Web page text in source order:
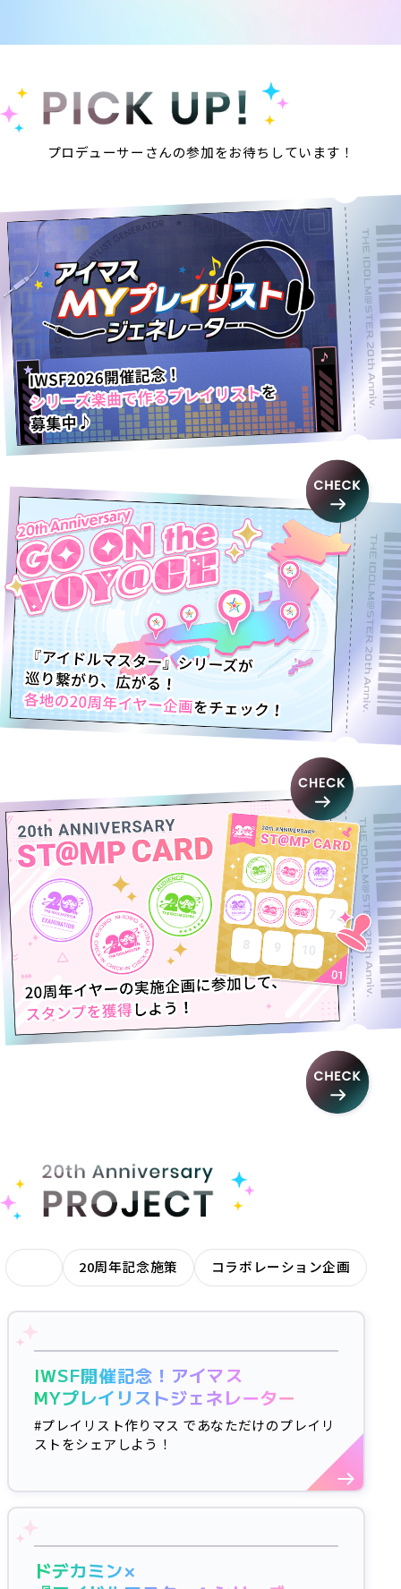
プロデューサーさんの参加をお待ちしています！
20周年記念施策 コラボレーション企画
IWSF開催記念！アイマス
MYプレイリストジェネレーター
#プレイリスト作りマス であなただけのプレイリ
ストをシェアしよう！
ドデカミン×